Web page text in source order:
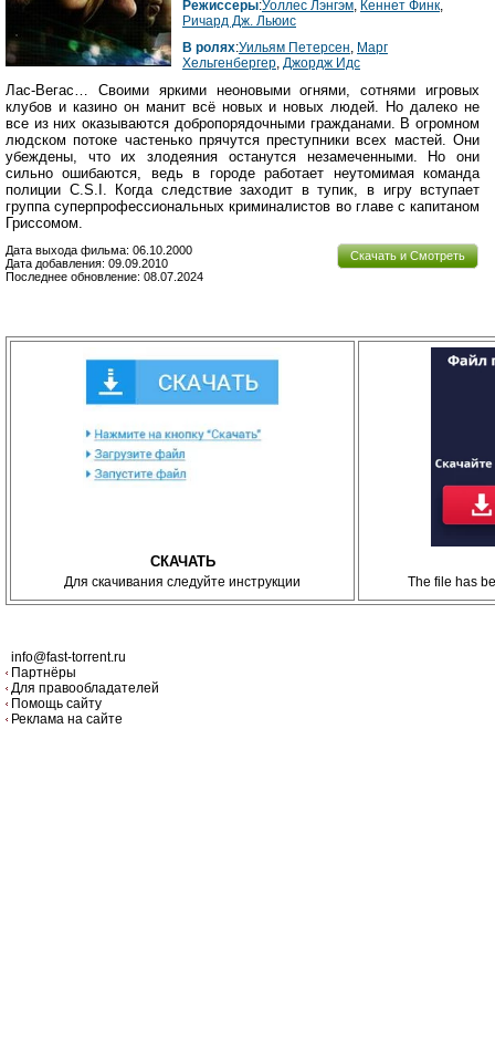
Режиссеры:Уоллес Лэнгэм, Кеннет Финк,
Ричард Дж. Льюис
В ролях:Уильям Петерсен, Марг
Хельгенбергер, Джордж Идс
Лас-Вегас… Своими яркими неоновыми огнями, сотнями игровых
клубов и казино он манит всё новых и новых людей. Но далеко не
все из них оказываются добропорядочными гражданами. В огромном
людском потоке частенько прячутся преступники всех мастей. Они
убеждены, что их злодеяния останутся незамеченными. Но они
сильно ошибаются, ведь в городе работает неутомимая команда
полиции C.S.I. Когда следствие заходит в тупик, в игру вступает
группа суперпрофессиональных криминалистов во главе с капитаном
Гриссомом.
Скачать и Смотреть
Дата выхода фильма: 06.10.2000
Дата добавления: 09.09.2010
Последнее обновление: 08.07.2024
СКАЧАТЬ
Для скачивания следуйте инструкции The file has
info@fast-torrent.ru
Партнёры
Для правообладателей
Помощь сайту
Реклама на сайте